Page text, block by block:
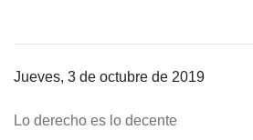
Jueves, 3 de octubre de 2019
Lo derecho es lo decente